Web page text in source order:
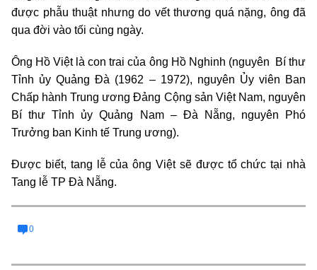
được phẫu thuật nhưng do vết thương quá nặng, ông đã
qua đời vào tối cùng ngày.
Ông Hồ Việt là con trai của ông Hồ Nghinh (nguyên Bí thư
Tỉnh ủy Quảng Đà (1962 – 1972), nguyên Ủy viên Ban
Chấp hành Trung ương Đảng Cộng sản Việt Nam, nguyên
Bí thư Tỉnh ủy Quảng Nam – Đà Nẵng, nguyên Phó
Trưởng ban Kinh tế Trung ương).
Được biết, tang lễ của ông Việt sẽ được tổ chức tại nhà
Tang lễ TP Đà Nẵng.
0